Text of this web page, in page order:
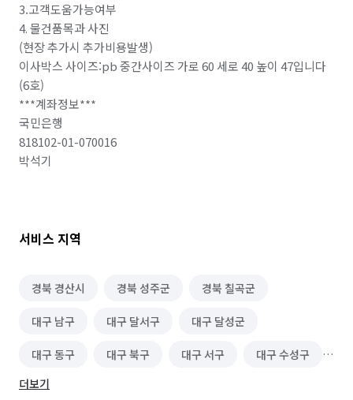
3.고객도움가능여부
4. 물건품목과 사진
(현장 추가시 추가비용발생)
이사박스 사이즈:pb 중간사이즈 가로 60 세로 40 높이 47입니다
(6호)
***계좌정보***
국민은행
818102-01-070016
박석기
서비스 지역
경북 경산시 경북 성주군 경북 칠곡군
대구 남구 대구 달서구 대구 달성군
대구 동구 대구 북구 대구 서구 대구 수성구
대구 중구
더보기